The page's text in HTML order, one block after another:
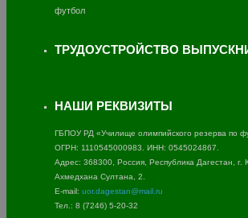
футбол
ТРУДОУСТРОЙСТВО
НАШИ РЕКВИЗИТЫ
ГБПОУ РД «Училище олимпийского резерва по
ОГРН: 1110545000983. ИНН: 0545024867.
Адрес: 368300, Россия, Республика Дагестан, г.
Ахмедхана Султана, 2.
E-mail: uor.dagestan@mail.ru
Тел.: 8 (7246) 5-20-32